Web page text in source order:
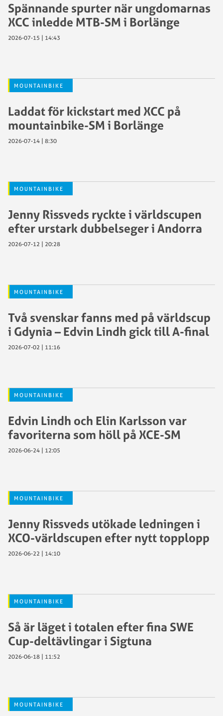
Spännande spurter när ungdomarnas
XCC inledde MTB-SM i Borlänge
2026-07-15 | 14:43
MOUNTAINBIKE
Laddat för kickstart med XCC på
mountainbike-SM i Borlänge
2026-07-14 | 8:30
MOUNTAINBIKE
Jenny Rissveds ryckte i världscupen
efter urstark dubbelseger i Andorra
2026-07-12 | 20:28
MOUNTAINBIKE
Två svenskar fanns med på världscup
i Gdynia – Edvin Lindh gick till A-final
2026-07-02 | 11:16
MOUNTAINBIKE
Edvin Lindh och Elin Karlsson var
favoriterna som höll på XCE-SM
2026-06-24 | 12:05
MOUNTAINBIKE
Jenny Rissveds utökade ledningen i
XCO-världscupen efter nytt topplopp
2026-06-22 | 14:10
MOUNTAINBIKE
Så är läget i totalen efter fina SWE
Cup-deltävlingar i Sigtuna
2026-06-18 | 11:52
MOUNTAINBIKE